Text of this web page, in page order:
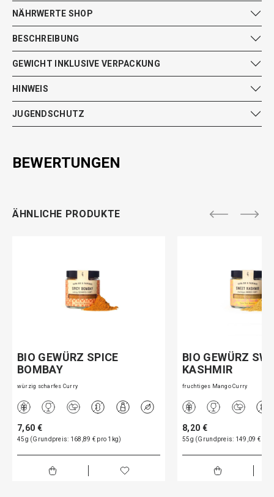
NÄHRWERTE SHOP
BESCHREIBUNG
GEWICHT INKLUSIVE VERPACKUNG
HINWEIS
JUGENDSCHUTZ
BEWERTUNGEN
ÄHNLICHE PRODUKTE
BIO GEWÜRZ SPICE
BOMBAY
würzig scharfes Curry
7,60 €
45g (Grundpreis: 168,89 € pro 1kg)
BIO GEWÜRZ
KASHMIR
fruchtiges Mango Curry
8,20 €
55g (Grundpreis: 149,09 € pro